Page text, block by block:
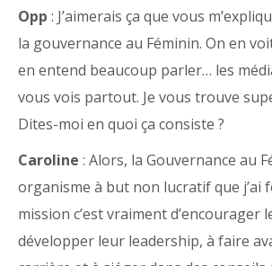
Opp : J’aimerais ça que vous
la gouvernance au Féminin. On en
en entend beaucoup parler… les
vous vois partout. Je vous trouve
Dites-moi en quoi ça consiste ?
Caroline : Alors, la Gouvernance au
organisme à but non lucratif que j’ai
mission c’est vraiment d’encourager
développer leur leadership, à faire